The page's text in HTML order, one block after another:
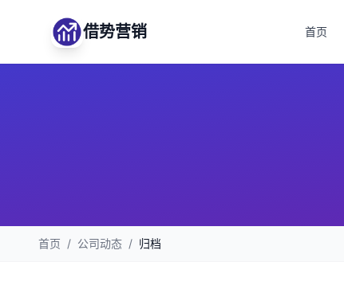
借势营销 首页
首页 / 公司动态 / 归档